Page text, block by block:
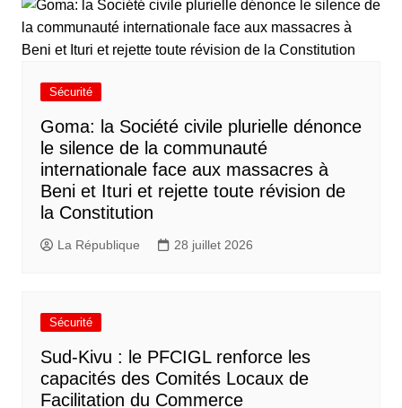
Sécurité
Goma: la Société civile plurielle dénonce
le silence de la communauté
internationale face aux massacres à
Beni et Ituri et rejette toute révision de
la Constitution
La République 28 juillet 2026
Sécurité
Sud-Kivu : le PFCIGL renforce les
capacités des Comités Locaux de
Facilitation du Commerce